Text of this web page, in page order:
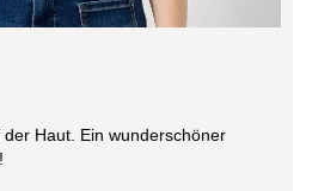
Haut. Ein wunderschöner